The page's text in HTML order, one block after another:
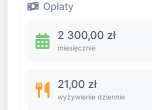
Opłaty
2 300,00 zł
miesięcznie
21,00 zł
wyżywienie dziennie